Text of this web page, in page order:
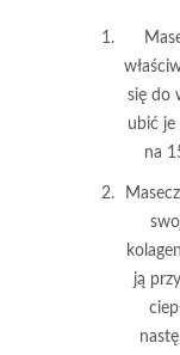
się do
ubić je
na
ją